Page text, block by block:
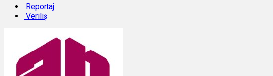
Reportaj
Veriliş